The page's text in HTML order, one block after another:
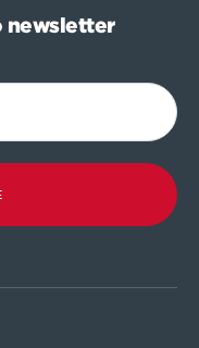
newsletter